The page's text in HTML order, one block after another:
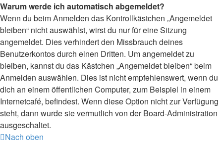
Warum werde ich automatisch abgemeldet?
Wenn du beim Anmelden das Kontrollkästchen „Angemeldet
bleiben“ nicht auswählst, wirst du nur für eine Sitzung
angemeldet. Dies verhindert den Missbrauch deines
Benutzerkontos durch einen Dritten. Um angemeldet zu
bleiben, kannst du das Kästchen „Angemeldet bleiben“ beim
Anmelden auswählen. Dies ist nicht empfehlenswert, wenn du
dich an einem öffentlichen Computer, zum Beispiel in einem
Internetcafé, befindest. Wenn diese Option nicht zur Verfügung
steht, dann wurde sie vermutlich von der Board-Administration
ausgeschaltet.
Nach oben